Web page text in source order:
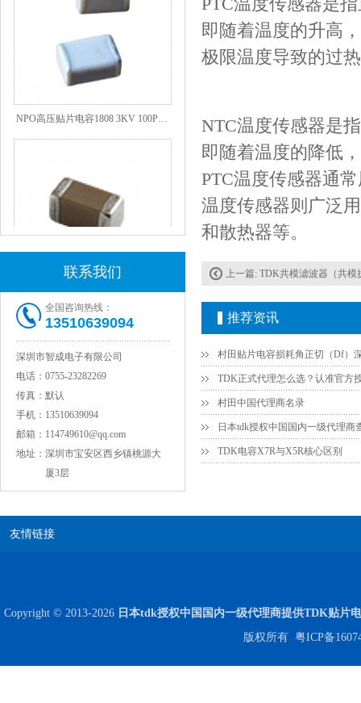
COG高压贴片电容1812 3KV 470PF 5%精度
联系我们
全国咨询热线：
13510639094
深圳市智成电子有限公司
电话： 0755-23282269
传真： 默认
手机： 13510639094
邮箱： 114749610@qq.com
地址： 深圳市宝安区西乡镇桃源大
厦3层
即随着温度的升高
极限温度导致的过
NTC温度传感器是
即随着温度的降低
PTC温度传感器通
温度传感器则广泛
和散热器等。
上一篇: TDK共模滤波器（共模扼
推荐资讯
村田中国代理商名录
日本tdk授权中国国内一级代理商
TDK电容X7R与X5R核心区别
友情链接
Copyright © 2013-2026 日本tdk授权中国国内一级代理商提供TDK贴片
版权所有 粤ICP备